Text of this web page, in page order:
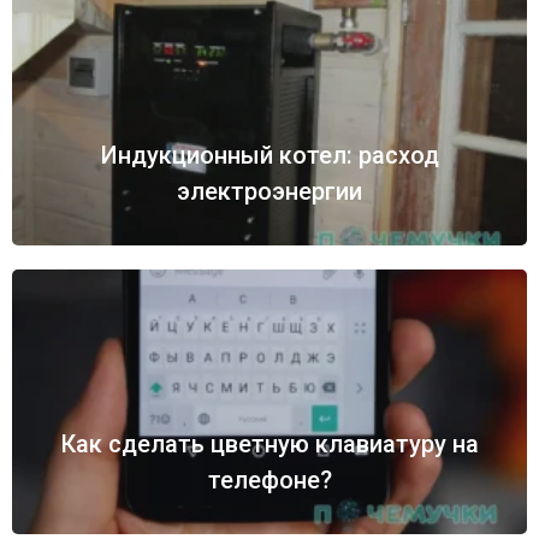
Индукционный котел: расход
электроэнергии
Как сделать цветную клавиатуру на
телефоне?